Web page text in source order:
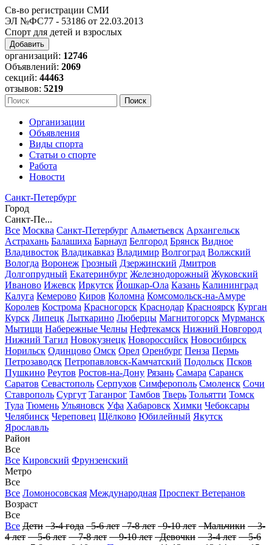
Св-во регистрации СМИ
ЭЛ №ФС77 - 53186 от 22.03.2013
Спорт для детей и взрослых
Добавить
организаций: 12746
Объявлений: 2069
секций: 44463
отзывов: 5219
Организации
Объявления
Виды спорта
Статьи о спорте
Работа
Новости
Санкт-Петербург
Город
Санкт-Пе...
Все Москва Санкт-Петербург Альметьевск Архангельск
Астрахань Балашиха Барнаул Белгород Брянск Видное
Владивосток Владикавказ Владимир Волгоград Волжский
Вологда Воронеж Грозный Дзержинский Дмитров
Долгопрудный Екатеринбург Железнодорожный Жуковский
Иваново Ижевск Иркутск Йошкар-Ола Казань Калининград
Калуга Кемерово Киров Коломна Комсомольск-на-Амуре
Королев Кострома Красногорск Краснодар Красноярск Курган
Курск Липецк Лыткарино Люберцы Магнитогорск Мурманск
Мытищи Набережные Челны Нефтекамск Нижний Новгород
Нижний Тагил Новокузнецк Новороссийск Новосибирск
Норильск Одинцово Омск Орел Оренбург Пенза Пермь
Петрозаводск Петропавловск-Камчатский Подольск Псков
Пушкино Реутов Ростов-на-Дону Рязань Самара Саранск
Саратов Севастополь Серпухов Симферополь Смоленск Сочи
Ставрополь Сургут Таганрог Тамбов Тверь Тольятти Томск
Тула Тюмень Ульяновск Уфа Хабаровск Химки Чебоксары
Челябинск Череповец Щёлково Юбилейный Якутск
Ярославль
Район
Все
Все Кировский Фрунзенский
Метро
Все
Все Ломоносовская Международная Проспект Ветеранов
Возраст
Все
Все Дети 3-4 года 5-6 лет 7-8 лет 9-10 лет Мальчики 3-
4 лет 5-6 лет 7-8 лет 9-10 лет Девочки 3-4 лет 5-6